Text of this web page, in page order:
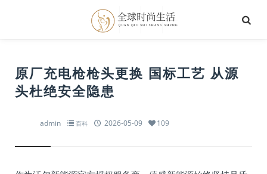
原厂充电枪枪头更换 国标工艺 从源
头杜绝安全隐患
admin 百科 2026-05-09 109